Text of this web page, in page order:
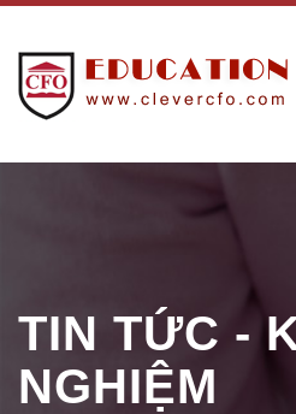
TIN TỨC -
NGHIỆM